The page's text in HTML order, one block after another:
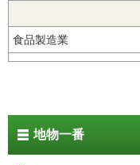
食品製造業
地物一番